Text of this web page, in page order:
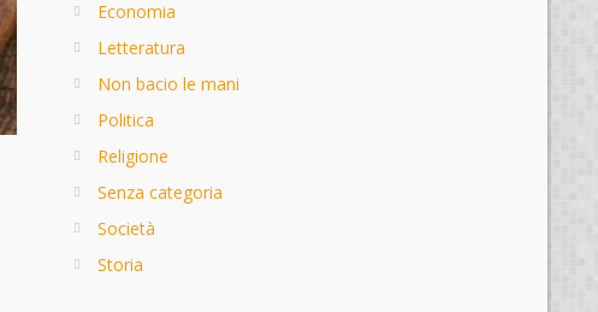
Economia
Letteratura
Non bacio le mani
Politica
Religione
Senza categoria
Società
Storia